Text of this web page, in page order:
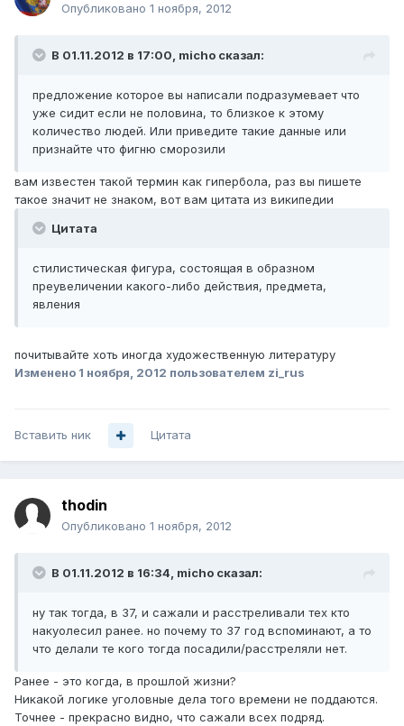
Опубликовано 1 ноября, 2012
В 01.11.2012 в 17:00, micho сказал:
предложение которое вы написали подразумевает что
уже сидит если не половина, то близкое к этому
количество людей. Или приведите такие данные или
признайте что фигню сморозили
вам известен такой термин как гипербола, раз вы пишете
такое значит не знаком, вот вам цитата из википедии
Цитата
стилистическая фигура, состоящая в образном
преувеличении какого-либо действия, предмета,
явления
почитывайте хоть иногда художественную литературу
Изменено 1 ноября, 2012 пользователем zi_rus
Вставить ник Цитата
thodin
Опубликовано 1 ноября, 2012
В 01.11.2012 в 16:34, micho сказал:
ну так тогда, в 37, и сажали и расстреливали тех кто
накуолесил ранее. но почему то 37 год вспоминают, а то
что делали те кого тогда посадили/расстреляли нет.
Ранее - это когда, в прошлой жизни?
Никакой логике уголовные дела того времени не поддаются.
Точнее - прекрасно видно, что сажали всех подряд.